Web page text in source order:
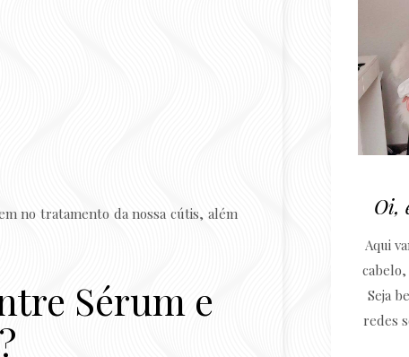
no tratamento da nossa cútis, além
Sérum e
Oi,
Aqui
Seja
redes